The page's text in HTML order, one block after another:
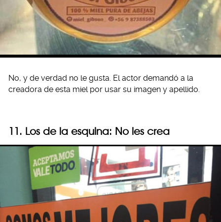
No, y de verdad no le gusta. El actor demandó a la
creadora de esta miel por usar su imagen y apellido.
11. Los de la esquina: No les crea